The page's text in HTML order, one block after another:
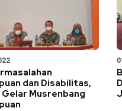
dan Disabilitas,
Gelar Musrenbang